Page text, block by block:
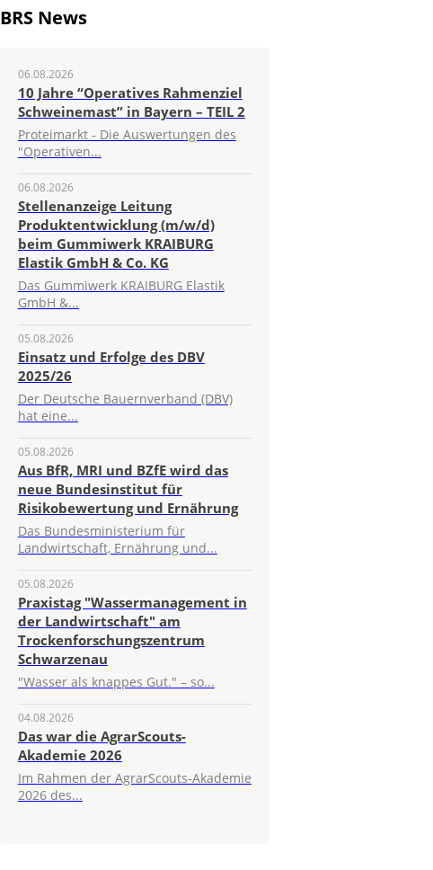
BRS News
06.08.2026
10 Jahre “Operatives Rahmenziel
Schweinemast” in Bayern – TEIL 2
Proteimarkt - Die Auswertungen des
"Operativen...
06.08.2026
Stellenanzeige Leitung
Produktentwicklung (m/w/d)
beim Gummiwerk KRAIBURG
Elastik GmbH & Co. KG
Das Gummiwerk KRAIBURG Elastik
GmbH &...
05.08.2026
Einsatz und Erfolge des DBV
2025/26
Der Deutsche Bauernverband (DBV)
hat eine...
05.08.2026
Aus BfR, MRI und BZfE wird das
neue Bundesinstitut für
Risikobewertung und Ernährung
Das Bundesministerium für
Landwirtschaft, Ernährung und...
05.08.2026
Praxistag "Wassermanagement in
der Landwirtschaft" am
Trockenforschungszentrum
Schwarzenau
"Wasser als knappes Gut." – so...
04.08.2026
Das war die AgrarScouts-
Akademie 2026
Im Rahmen der AgrarScouts-Akademie
2026 des...